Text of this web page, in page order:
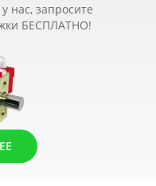
нас, запросите
БЕСПЛАТНО!